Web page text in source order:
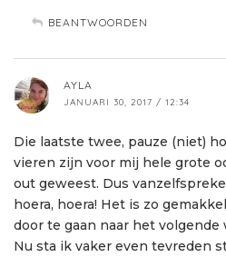
BEANTWOORDEN
AYLA
JANUARI 30, 2017 / 12:34
Die laatste twee, pauze (niet)
vieren zijn voor mij hele grote
out geweest. Dus
hoera, hoera! Het is zo
door te gaan naar het volgende
Nu sta ik vaker even tevreden